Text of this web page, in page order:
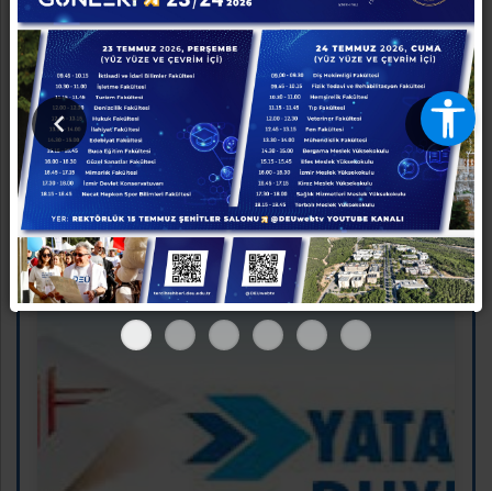
2026 Ytong Mimari Fikir Yarışması’nda Jüri Özel Ödülü
14 Temmuz 2026
Fakültemiz mimarlık Bölümü öğrencileri Mine Yıkar, Aybüke
Aydın ve Şevval Komkeser, "Yeraltı Çarkları" başlıklı projeleriyle
2026 Ytong Mimari Fikir Yarışması'nda...
Devamını Oku